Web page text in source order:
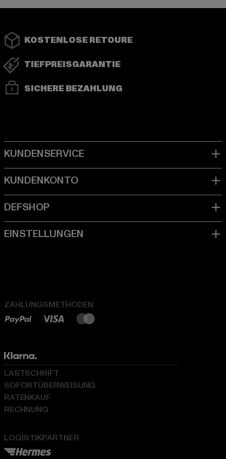
KOSTENLOSE RETOURE
TIEFPREISGARANTIE
SICHERE BEZAHLUNG
ZAHLUNGSMETHODEN
LOGISTIKPARTNER
LASTSCHRIFT
SOFORTÜBERWEISUNG
RATENKAUF
RECHNUNG